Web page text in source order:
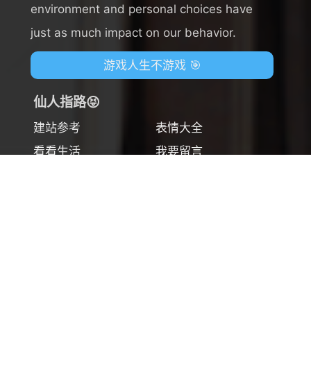
environment and personal choices have
just as much impact on our behavior.
游戏人生不游戏 🎯
仙人指路😝
建站参考
表情大全
看看生活
我要留言